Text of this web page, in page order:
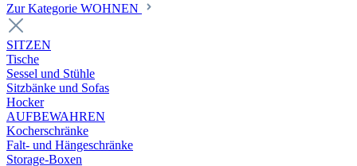
Zur Kategorie WOHNEN
SITZEN
Tische
Sessel und Stühle
Sitzbänke und Sofas
Hocker
AUFBEWAHREN
Kocherschränke
Falt- und Hängeschränke
Storage-Boxen